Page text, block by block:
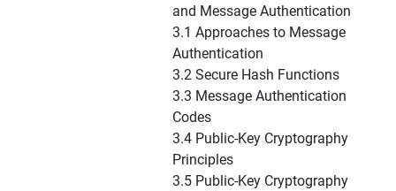
and Message Authentication
3.1 Approaches to Message
Authentication
3.2 Secure Hash Functions
3.3 Message Authentication
Codes
3.4 Public-Key Cryptography
Principles
3.5 Public-Key Cryptography